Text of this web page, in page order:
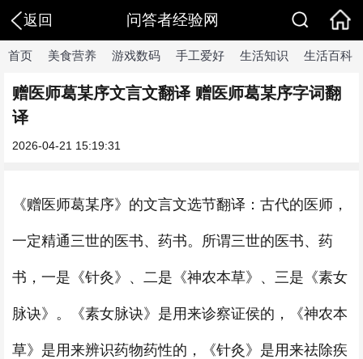
返回 问答者经验网
首页 美食营养 游戏数码 手工爱好 生活知识 生活百科
赠医师葛某序文言文翻译 赠医师葛某序字词翻
译
2026-04-21 15:19:31
《赠医师葛某序》的文言文选节翻译：古代的医师，
一定精通三世的医书、药书。所谓三世的医书、药
书，一是《针灸》、二是《神农本草》、三是《素女
脉诀》。《素女脉诀》是用来诊察证侯的，《神农本
草》是用来辨识药物药性的，《针灸》是用来祛除疾